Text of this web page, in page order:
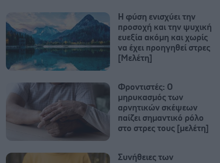
Η φύση ενισχύει την
προσοχή και την ψυχική
ευεξία ακόμη και χωρίς
να έχει προηγηθεί στρες
[Μελέτη]
Φροντιστές: Ο
μηρυκασμός των
αρνητικών σκέψεων
παίζει σημαντικό ρόλο
στο στρες τους [μελέτη]
Συνήθειες των